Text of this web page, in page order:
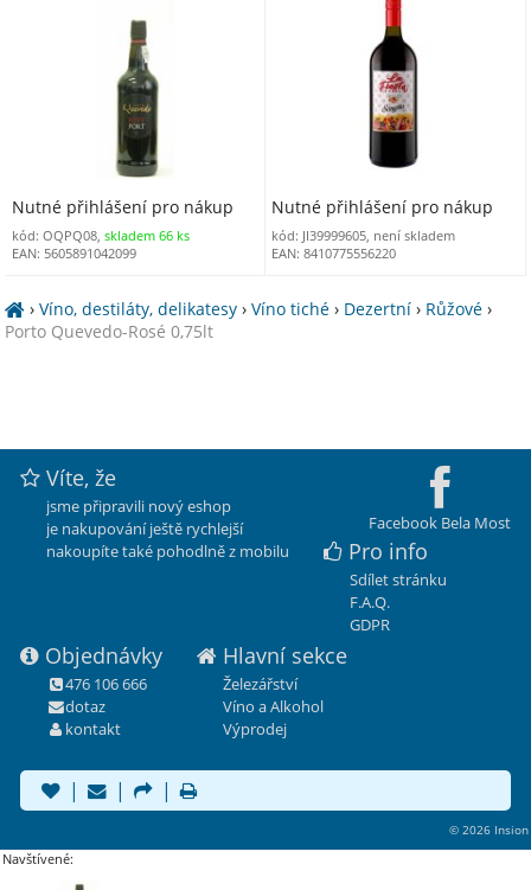
Nutné přihlášení pro nákup
kód: OQPQ08, skladem 66 ks
EAN: 5605891042099
Nutné přihlášení pro nákup
kód: JI39999605, není skladem
EAN: 8410775556220
›Víno, destiláty, delikatesy ›Víno tiché › Dezertní › Růžové ›
Porto Quevedo-Rosé 0,75lt
Facebook Bela Most
Víte, že
jsme připravili nový eshop
je nakupování ještě rychlejší
nakoupíte také pohodlně z mobilu
Pro info
Sdílet stránku
F.A.Q.
GDPR
Objednávky
476 106 666
dotaz
kontakt
Hlavní sekce
Železářství
Víno a Alkohol
Výprodej
| | |
© 2026 Insion
Navštívené: